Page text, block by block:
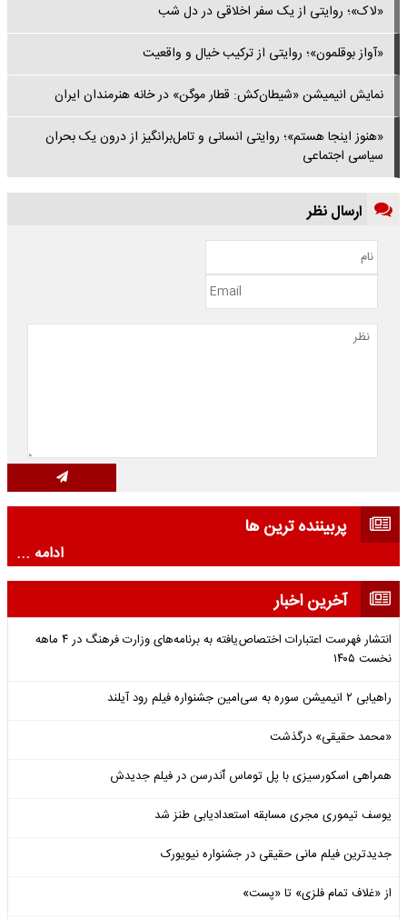
«لاک»؛ روایتی از یک‌ سفر‌ اخلاقی در دل شب
«آواز بوقلمون»؛ روایتی از ترکیب خیال و واقعیت
نمایش انیمیشن «شیطان‌کش: قطار موگن» در خانه هنرمندان ایران
«هنوز اینجا هستم»؛ روایتی انسانی و تامل‌برانگیز از درون یک بحران
سیاسی‌ اجتماعی
ارسال نظر
پربیننده ترین ها
ادامه ...
آخرین اخبار
انتشار فهرست اعتبارات اختصاص‌یافته به برنامه‌های وزارت فرهنگ در ۴ ماهه
نخست ۱۴۰۵
راهیابی ۲ انیمیشن سوره به سی‌امین جشنواره فیلم رود آیلند
«محمد حقیقی» درگذشت
همراهی اسکورسیزی با پل توماس ٱندرسن در فیلم جدیدش
یوسف تیموری مجری مسابقه استعدادیابی طنز شد
جدیدترین فیلم مانی حقیقی در جشنواره نیویورک
از «غلاف تمام فلزی» تا «پست»